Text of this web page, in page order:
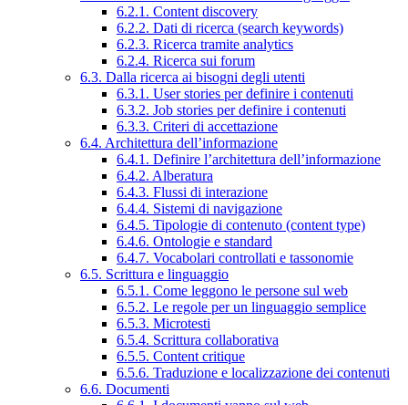
6.2.1. Content discovery
6.2.2. Dati di ricerca (search keywords)
6.2.3. Ricerca tramite analytics
6.2.4. Ricerca sui forum
6.3. Dalla ricerca ai bisogni degli utenti
6.3.1. User stories per definire i contenuti
6.3.2. Job stories per definire i contenuti
6.3.3. Criteri di accettazione
6.4. Architettura dell’informazione
6.4.1. Definire l’architettura dell’informazione
6.4.2. Alberatura
6.4.3. Flussi di interazione
6.4.4. Sistemi di navigazione
6.4.5. Tipologie di contenuto (content type)
6.4.6. Ontologie e standard
6.4.7. Vocabolari controllati e tassonomie
6.5. Scrittura e linguaggio
6.5.1. Come leggono le persone sul web
6.5.2. Le regole per un linguaggio semplice
6.5.3. Microtesti
6.5.4. Scrittura collaborativa
6.5.5. Content critique
6.5.6. Traduzione e localizzazione dei contenuti
6.6. Documenti